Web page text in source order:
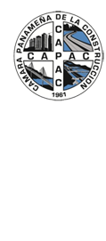
contenido